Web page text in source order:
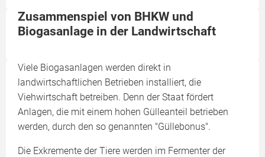
Zusammenspiel von BHKW und
Biogasanlage in der Landwirtschaft
Viele Biogasanlagen werden direkt in
landwirtschaftlichen Betrieben installiert, die
Viehwirtschaft betreiben. Denn der Staat fördert
Anlagen, die mit einem hohen Gülleanteil betrieben
werden, durch den so genannten "Güllebonus".
Die Exkremente der Tiere werden im Fermenter der